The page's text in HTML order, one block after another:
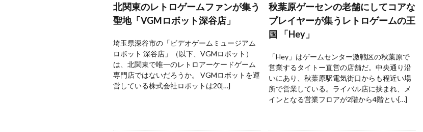
北関東のレトロゲームファンが集う
聖地「VGMロボット深谷店」
埼玉県深谷市の「ビデオゲームミュージアム
ロボット 深谷店」（以下、VGMロボット）
は、北関東で唯一のレトロアーケードゲーム
専門店ではないだろうか。 VGMロボットを運
営している株式会社ロボットは20[…]
秋葉原ゲーセンの老舗にしてコアな
プレイヤーが集うレトロゲームの王
国 「Hey」
「Hey」はゲームセンター激戦区の秋葉原で
営業するタイトー直営の店舗だ。中央通り沿
いにあり、秋葉原駅電気街口からも程近い場
所で営業している。ライバル店に挟まれ、メ
インとなる営業フロアが2階から4階とい[…]